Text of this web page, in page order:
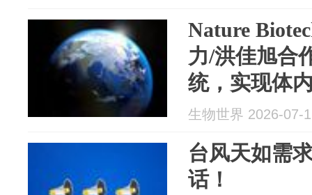
Nature
力/洪佳旭合
统，实现体
辑
生物世界 2026-07-
台风天如需
话！